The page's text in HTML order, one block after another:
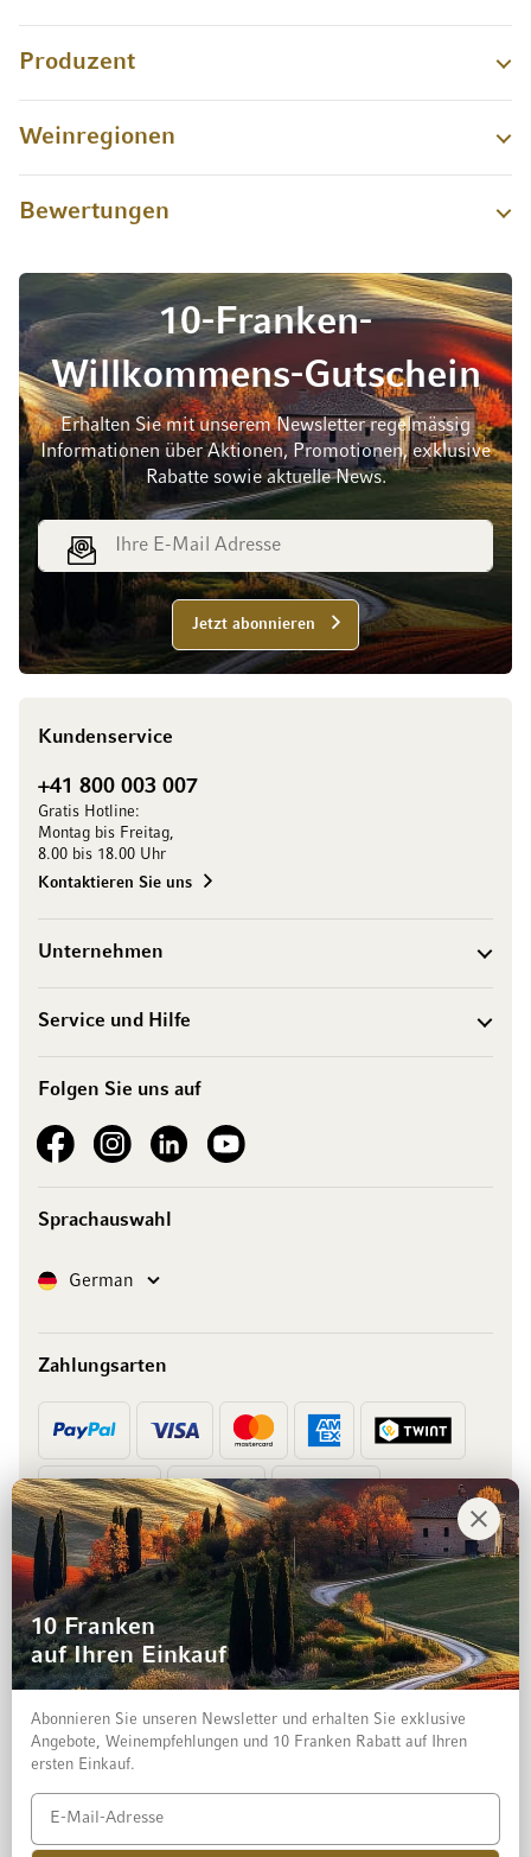
Produzent
Weinregionen
Bewertungen
10-Franken-
Willkommens-Gutschein
Erhalten Sie mit unserem Newsletter regelmässig
Informationen über Aktionen, Promotionen, exklusive
Rabatte sowie aktuelle News.
E-Mail Adresse
Jetzt abonnieren
Kundenservice
+41 800 003 007
Gratis Hotline:
Montag bis Freitag,
8.00 bis 18.00 Uhr
Kontaktieren Sie uns
Unternehmen
Service und Hilfe
Folgen Sie uns auf
See our FacebookSee our Instagram account
See our LinkedInSee our YouTube channel
Sprachauswahl
SpracheGerman
Zahlungsarten
Vorkasse Rechnung
Datenschutz und Disclaimer
10 Franken
auf Ihren Einkauf
Abonnieren Sie unseren Newsletter und erhalten Sie exklusive
Angebote, Weinempfehlungen und 10 Franken Rabatt auf Ihren
ersten Einkauf.